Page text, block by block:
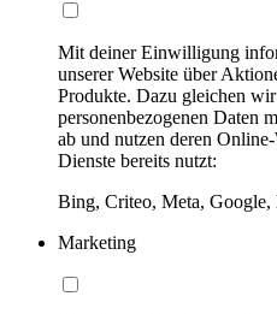
Mit deiner Einwilligung
unserer Website über
Produkte. Dazu gleichen
personenbezogenen Daten
ab und nutzen deren
Dienste bereits nutzt:
Bing, Criteo, Meta,
Marketing